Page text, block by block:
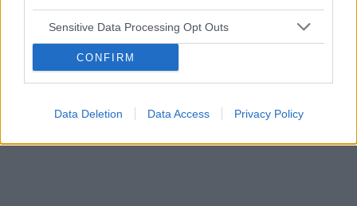
Sensitive Data Processing Opt Outs
CONFIRM
Data Deletion Data Access Privacy Policy
Tematy zdrowie lifestyle kobieta
styl życia